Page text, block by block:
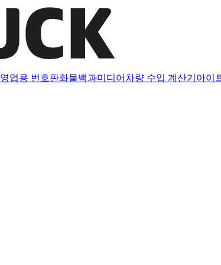
영업용 번호판화물백과미디어 차량 수입 계산기 아이